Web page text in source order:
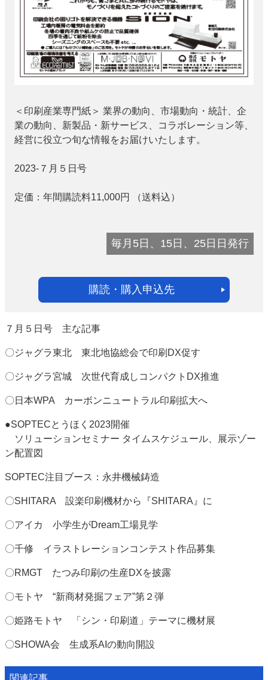
会社案内
購読・購入申し込み
サイトポリシー
お問い合わせ
＜印刷産業専門紙＞ 業界の動向、市場動向・統計、企
業の動向、新製品・新サービス、コラボレーション等、
経営に役立つ旬な情報をお届けいたします。
2023-７月５日号
定価： 年間購読料11,000円 （送料込）
毎月5日、15日、25日日発行
購読・購入申込先
７月５日号 主な記事
〇ジャグラ東北 東北地協総会で印刷DX促す
〇ジャグラ宮城 次世代育成しコンパクトDX推進
〇日本WPA カーボンニュートラル印刷拡大へ
●SOPTECとうほく2023開催
ソリューションセミナー タイムスケジュール、展示ゾー
ン配置図
SOPTEC注目ブース：永井機械鋳造
〇SHITARA 設楽印刷機材から『SHITARA』に
〇アイカ 小学生がDream工場見学
〇千修 イラストレーションコンテスト作品募集
〇RMGT たつみ印刷の生産DXを披露
〇モトヤ “新商材発掘フェア”第２弾
〇姫路モトヤ 「シン・印刷道」テーマに機材展
〇SHOWA会 生成系AIの動向開設
関連記事